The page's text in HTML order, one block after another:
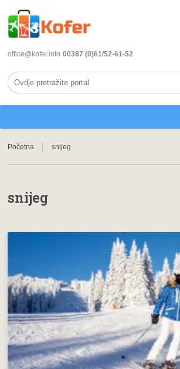
office@kofer.info 00387 (0)61/52-61-52
Početna snijeg
snijeg